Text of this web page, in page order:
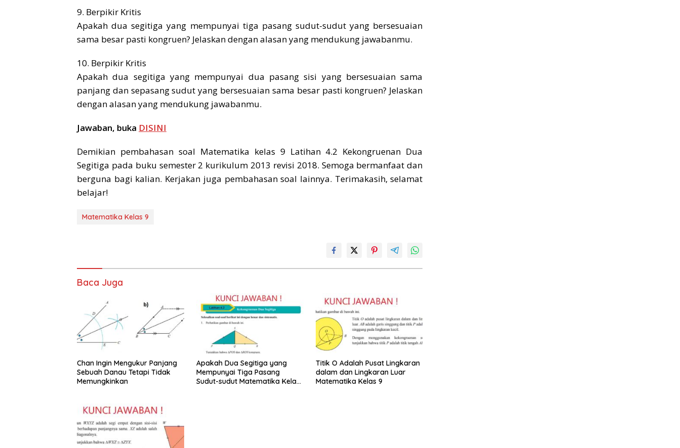
9. Berpikir Kritis
Apakah dua segitiga yang mempunyai tiga pasang sudut-sudut yang bersesuaian
sama besar pasti kongruen? Jelaskan dengan alasan yang mendukung jawabanmu.
10. Berpikir Kritis
Apakah dua segitiga yang mempunyai dua pasang sisi yang bersesuaian sama
panjang dan sepasang sudut yang bersesuaian sama besar pasti kongruen? Jelaskan
dengan alasan yang mendukung jawabanmu.
Jawaban, buka DISINI
Demikian pembahasan soal Matematika kelas 9 Latihan 4.2 Kekongruenan Dua
Segitiga pada buku semester 2 kurikulum 2013 revisi 2018. Semoga bermanfaat dan
berguna bagi kalian. Kerjakan juga pembahasan soal lainnya. Terimakasih, selamat
belajar!
Matematika Kelas 9
Baca Juga
Chan Ingin Mengukur Panjang
Sebuah Danau Tetapi Tidak
Memungkinkan
Apakah Dua Segitiga yang
Mempunyai Tiga Pasang
Sudut-sudut Matematika Kelas
Titik O Adalah Pusat Lingkaran
dalam dan Lingkaran Luar
Matematika Kelas 9